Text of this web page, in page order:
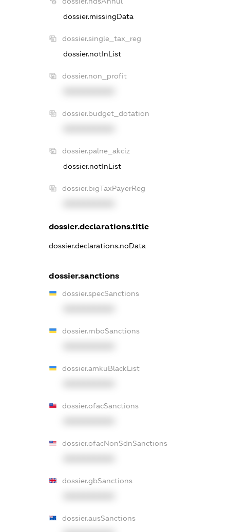
dossier.missingData
dossier.single_tax_reg
dossier.notInList
dossier.non_profit
dossier.budget_dotation
dossier.palne_akciz
dossier.notInList
dossier.bigTaxPayerReg
dossier.declarations.title
dossier.declarations.noData
dossier.sanctions
dossier.specSanctions
dossier.rnboSanctions
dossier.amkuBlackList
dossier.ofacSanctions
dossier.ofacNonSdnSanctions
dossier.gbSanctions
dossier.ausSanctions